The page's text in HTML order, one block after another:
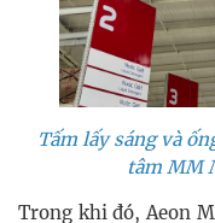
Tấm lấy sáng và
tâm MM
Trong khi đó, Aeon